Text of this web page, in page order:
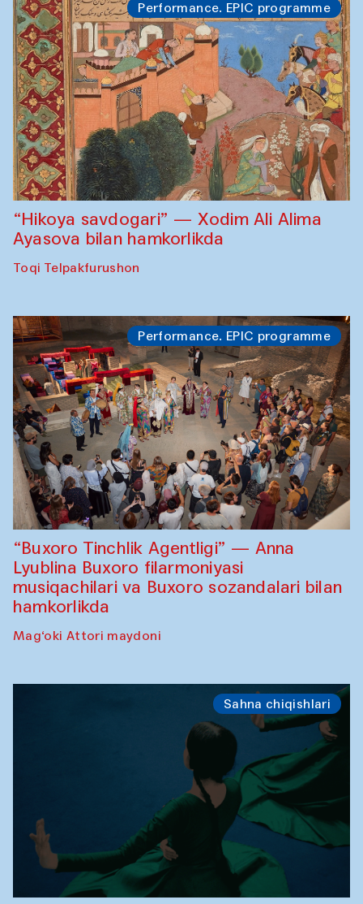
Performance. EPIC programme
“Hikoya savdogari” — Xodim Ali Alima
Ayasova bilan hamkorlikda
Toqi Telpakfurushon
Performance. EPIC programme
“Buxoro Tinchlik Agentligi” — Anna
Lyublina Buxoro filarmoniyasi
musiqachilari va Buxoro sozandalari bilan
hamkorlikda
Mag‘oki Attori maydoni
Sahna chiqishlari